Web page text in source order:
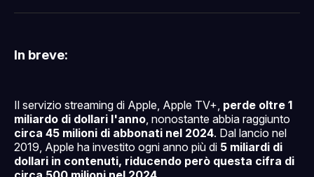
Facebook
Pinterest
LinkedInWhatsApp
email
In breve:
Il servizio streaming di Apple, Apple TV+, perde oltre 1
miliardo di dollari l'anno, nonostante abbia raggiunto
circa 45 milioni di abbonati nel 2024. Dal lancio nel
2019, Apple ha investito ogni anno più di 5 miliardi di
dollari in contenuti, riducendo però questa cifra di